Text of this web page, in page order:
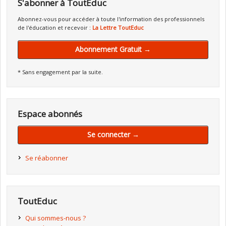
S'abonner à ToutEduc
Abonnez-vous pour accéder à toute l'information des professionnels
de l'éducation et recevoir : La Lettre ToutEduc
Abonnement Gratuit →
* Sans engagement par la suite.
Espace abonnés
Se connecter →
Se réabonner
ToutEduc
Qui sommes-nous ?